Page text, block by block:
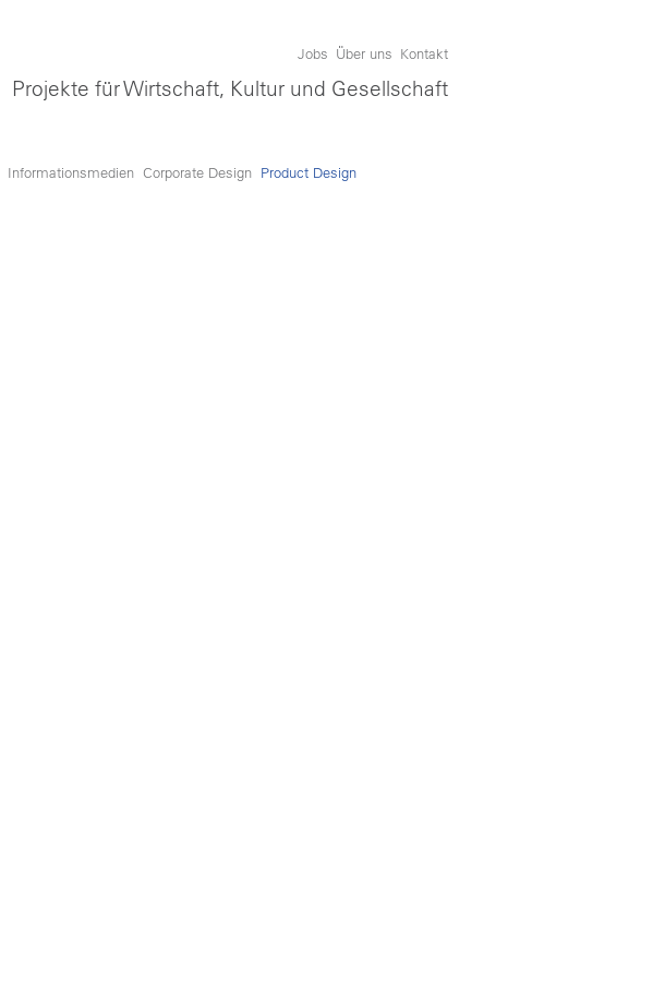
Projekte für Wirtschaft, Kultur und Gesellschaft
Jobs Über uns Kontakt
Informationsmedien Corporate Design Product Design